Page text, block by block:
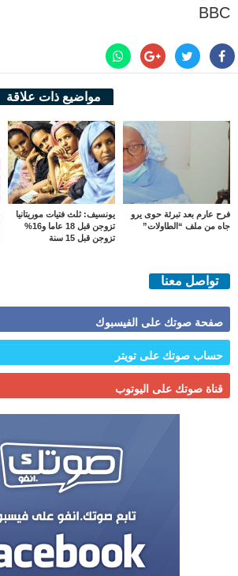
BBC
مواضيع ذات علاقة
فرح عارم بعد تبرئة حوى يرو
جاه من ملف “الطاولات”
يونسيف: ثلث فتيات موريتانيا
تزوجن قبل 18 عاما و16%
تزوجن قبل 15 سنة
تواصل معنا
صفحة صوتك على الفيسبوك
حساب صوتك على تويتر
قناة صوتك على اليوتوب